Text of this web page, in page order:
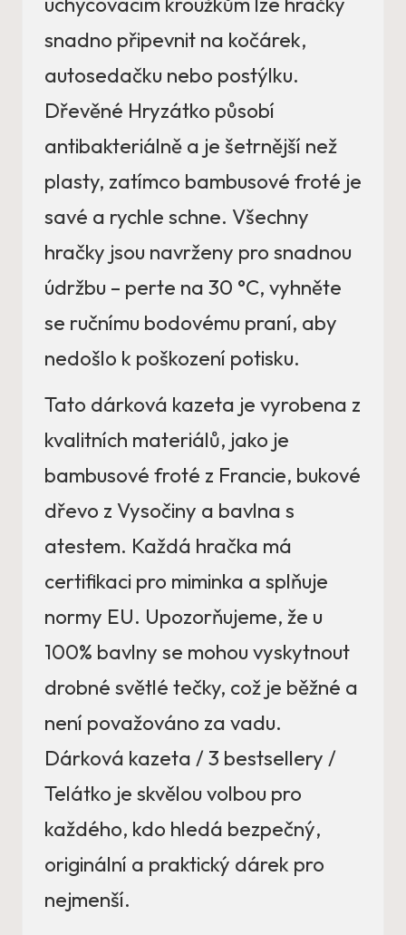
snadno připevnit na kočárek,
autosedačku nebo postýlku.
Dřevěné Hryzátko působí
antibakteriálně a je šetrnější než
plasty, zatímco bambusové froté je
savé a rychle schne. Všechny
hračky jsou navrženy pro snadnou
údržbu – perte na 30 °C, vyhněte
se ručnímu bodovému praní, aby
nedošlo k poškození potisku.
Tato dárková kazeta je vyrobena z
kvalitních materiálů, jako je
bambusové froté z Francie, bukové
dřevo z Vysočiny a bavlna s
atestem. Každá hračka má
certifikaci pro miminka a splňuje
normy EU. Upozorňujeme, že u
100% bavlny se mohou vyskytnout
drobné světlé tečky, což je běžné a
není považováno za vadu.
Dárková kazeta / 3 bestsellery /
Telátko je skvělou volbou pro
každého, kdo hledá bezpečný,
originální a praktický dárek pro
nejmenší.